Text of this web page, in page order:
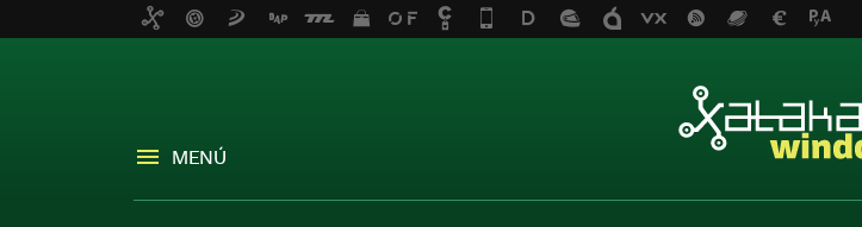
MENÚ